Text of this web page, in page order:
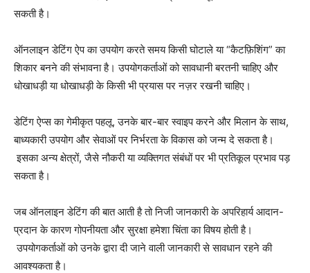
सकती है।
ऑनलाइन डेटिंग ऐप का उपयोग करते समय किसी घोटाले या “कैटफ़िशिंग” का
शिकार बनने की संभावना है। उपयोगकर्ताओं को सावधानी बरतनी चाहिए और
धोखाधड़ी या धोखाधड़ी के किसी भी प्रयास पर नज़र रखनी चाहिए।
डेटिंग ऐप्स का गेमीकृत पहलू, उनके बार-बार स्वाइप करने और मिलान के साथ,
बाध्यकारी उपयोग और सेवाओं पर निर्भरता के विकास को जन्म दे सकता है।
इसका अन्य क्षेत्रों, जैसे नौकरी या व्यक्तिगत संबंधों पर भी प्रतिकूल प्रभाव पड़
सकता है।
जब ऑनलाइन डेटिंग की बात आती है तो निजी जानकारी के अपरिहार्य आदान-
प्रदान के कारण गोपनीयता और सुरक्षा हमेशा चिंता का विषय होती है।
उपयोगकर्ताओं को उनके द्वारा दी जाने वाली जानकारी से सावधान रहने की
आवश्यकता है।